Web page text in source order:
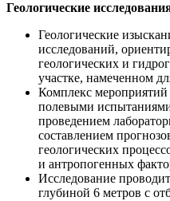
Геологические
Геологические
исследований,
геологических и
участке, намеченном
Комплекс мероприятий
полевыми
проведением
составлением
геологических
и антропогенных
Исследование
глубиной 6 метров с